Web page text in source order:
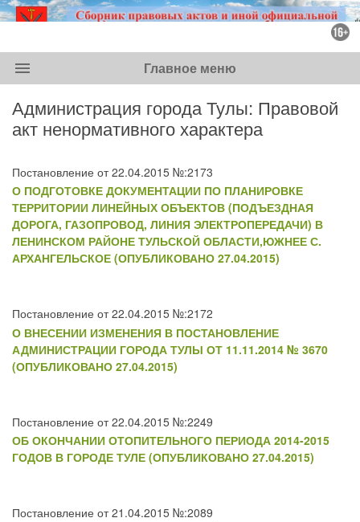
menu Главное меню
Администрация города Тулы: Правовой
акт ненормативного характера
Постановление от 22.04.2015 №:2173
О ПОДГОТОВКЕ ДОКУМЕНТАЦИИ ПО ПЛАНИРОВКЕ
ТЕРРИТОРИИ ЛИНЕЙНЫХ ОБЪЕКТОВ (ПОДЪЕЗДНАЯ
ДОРОГА, ГАЗОПРОВОД, ЛИНИЯ ЭЛЕКТРОПЕРЕДАЧИ) В
ЛЕНИНСКОМ РАЙОНЕ ТУЛЬСКОЙ ОБЛАСТИ,ЮЖНЕЕ С.
АРХАНГЕЛЬСКОЕ (ОПУБЛИКОВАНО 27.04.2015)
Постановление от 22.04.2015 №:2172
О ВНЕСЕНИИ ИЗМЕНЕНИЯ В ПОСТАНОВЛЕНИЕ
АДМИНИСТРАЦИИ ГОРОДА ТУЛЫ ОТ 11.11.2014 № 3670
(ОПУБЛИКОВАНО 27.04.2015)
Постановление от 22.04.2015 №:2249
ОБ ОКОНЧАНИИ ОТОПИТЕЛЬНОГО ПЕРИОДА 2014-2015
ГОДОВ В ГОРОДЕ ТУЛЕ (ОПУБЛИКОВАНО 27.04.2015)
Постановление от 21.04.2015 №:2089